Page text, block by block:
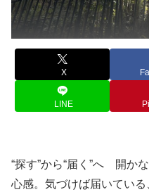
X
LINE
“探す”から“届く”へ 開か
心感。気づけば届いてい